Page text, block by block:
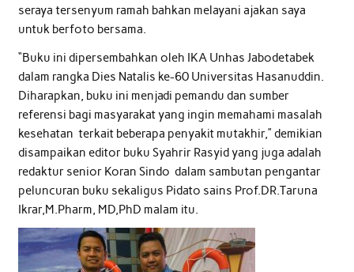
seraya tersenyum ramah bahkan melayani ajakan saya
untuk berfoto bersama.
“Buku ini dipersembahkan oleh IKA Unhas Jabodetabek
dalam rangka Dies Natalis ke-60 Universitas Hasanuddin.
Diharapkan, buku ini menjadi pemandu dan sumber
referensi bagi masyarakat yang ingin memahami masalah
kesehatan terkait beberapa penyakit mutakhir,” demikian
disampaikan editor buku Syahrir Rasyid yang juga adalah
redaktur senior Koran Sindo dalam sambutan pengantar
peluncuran buku sekaligus Pidato sains Prof.DR.Taruna
Ikrar,M.Pharm, MD,PhD malam itu.